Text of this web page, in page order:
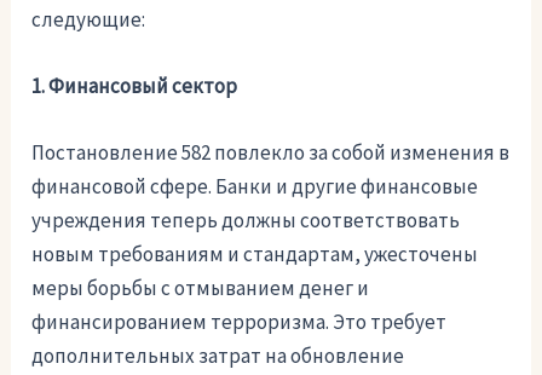
следующие:
1. Финансовый сектор
Постановление 582 повлекло за собой изменения в
финансовой сфере. Банки и другие финансовые
учреждения теперь должны соответствовать
новым требованиям и стандартам, ужесточены
меры борьбы с отмыванием денег и
финансированием терроризма. Это требует
дополнительных затрат на обновление